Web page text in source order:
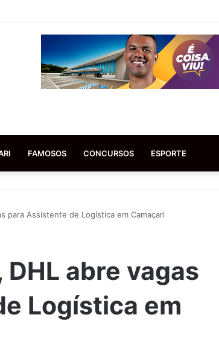
FAMOSOS CONCURSOS ESPORTE
para Assistente de Logística em Camaçari
abre vagas
Logística em